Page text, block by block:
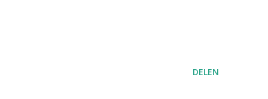
DELEN